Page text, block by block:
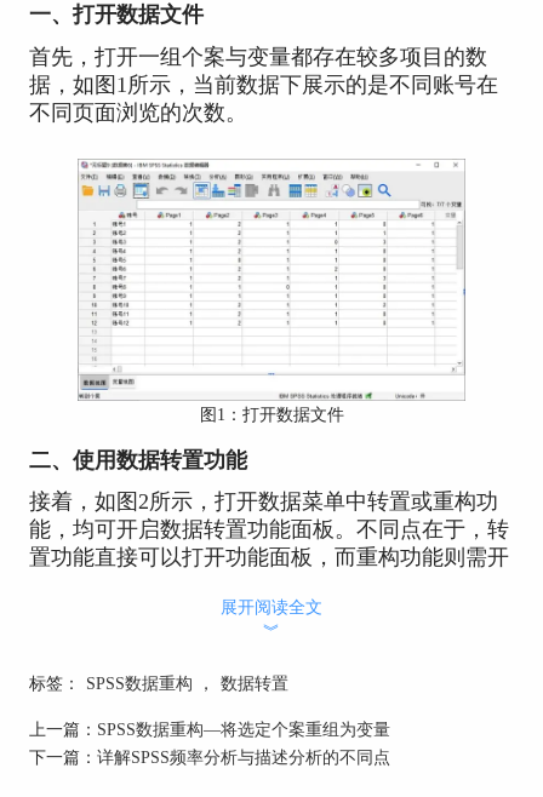
一、打开数据文件
首先，打开一组个案与变量都存在较多项目的数
据，如图1所示，当前数据下展示的是不同账号在
不同页面浏览的次数。
图1：打开数据文件
二、使用数据转置功能
接着，如图2所示，打开数据菜单中转置或重构功
能，均可开启数据转置功能面板。不同点在于，转
置功能直接可以打开功能面板，而重构功能则需开
展开阅读全文
︾
标签： SPSS数据重构 ， 数据转置
上一篇： SPSS数据重构—将选定个案重组为变量
下一篇： 详解SPSS频率分析与描述分析的不同点